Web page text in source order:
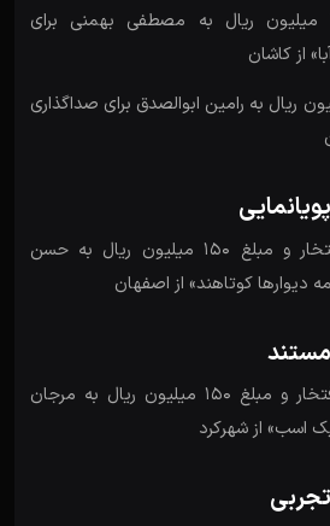
لوح افتخار و مبلغ 100 میلیون ریال به مصطفی بهمنی برای
از کاشان
و مبلغ 100 میلیون ریال به رامین ابوالصدق برای صداگذاری
تندیس جشنواره، لوح افتخار و مبلغ 150 میلیون ریال به حسن
دیوارها کوتاهند» از اصفهان
تندیس جشنواره ، لوح افتخار و مبلغ 150 میلیون ریال به مرجان
اسب» از شهرکرد